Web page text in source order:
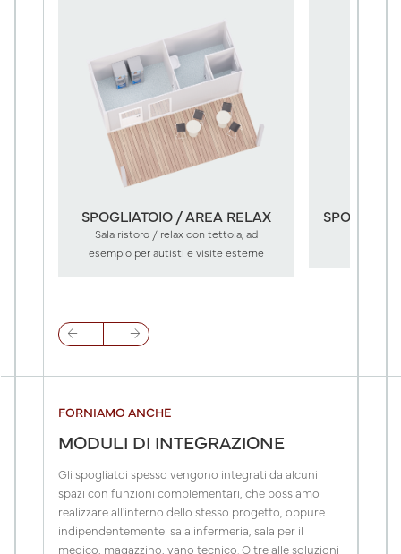
SPOGLIATOIO / AREA RELAX
Sala ristoro / relax con tettoia, ad
esempio per autisti e visite esterne
arrow_back arrow_forward
FORNIAMO ANCHE
MODULI DI INTEGRAZIONE
Gli spogliatoi spesso vengono integrati da alcuni
spazi con funzioni complementari, che possiamo
realizzare all'interno dello stesso progetto, oppure
indipendentemente: sala infermeria, sala per il
medico, magazzino, vano tecnico. Oltre alle soluzioni